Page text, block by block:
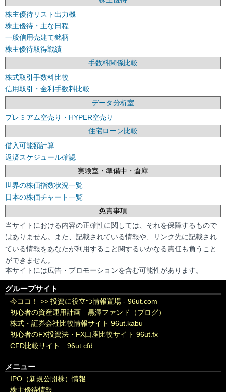
株主優待リスト出力機
株主優待・主な日程
一般信用売建て銘柄
株主優待取得戦績
手数料関係比較
株式取引手数料比較
信用取引・金利手数料比較
データ分析室
プレミアム空売り・HYPER空売り
住宅ローン比較
借入可能額計算
返済スケジュール確認
実験室・準備中・倉庫
世界の株価指数状況一覧
日本の株価チャート一覧
免責事項
当サイトにおける内容の正確性に関しては、それを保障するもので
はありません。また、記載されている情報や、リンク先に記載され
ている情報をあなたが利用すること関するいかなる責任も負うこと
ができません。
本サイトには広告・プロモーションを含む可能性があります。
グループサイト
今ココ！ >> 投資に役立つ情報置場 - 96ut.com
初心者の資産運用計画 黒澤ファンド（ブログ）
株式・証券会社比較情報サイト 96ut.kabu
初心者のFX投資法・FX口座比較サイト 96ut.fx
CFD比較サイト 96ut.cfd
メニュー
IPO（新規公開株）情報
株主優待情報